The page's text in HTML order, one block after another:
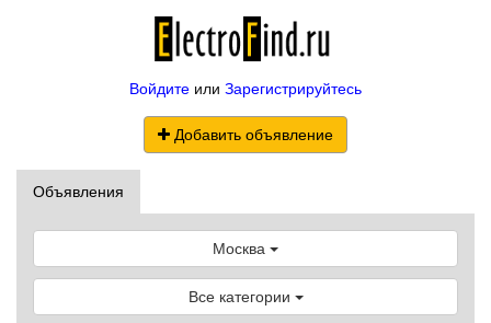
Войдите или Зарегистрируйтесь
Добавить объявление
Объявления
Москва
Все категории